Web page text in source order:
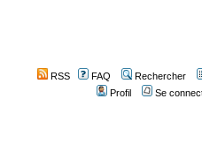
RSS FAQ
Rechercher
Profil
Se